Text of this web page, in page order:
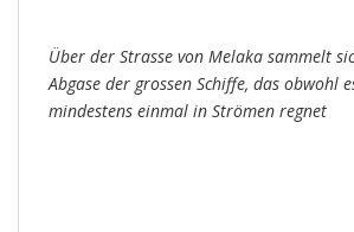
Über der Strasse von Melaka sammelt
Abgase der grossen Schiffe, das obwohl
mindestens einmal in Strömen regnet